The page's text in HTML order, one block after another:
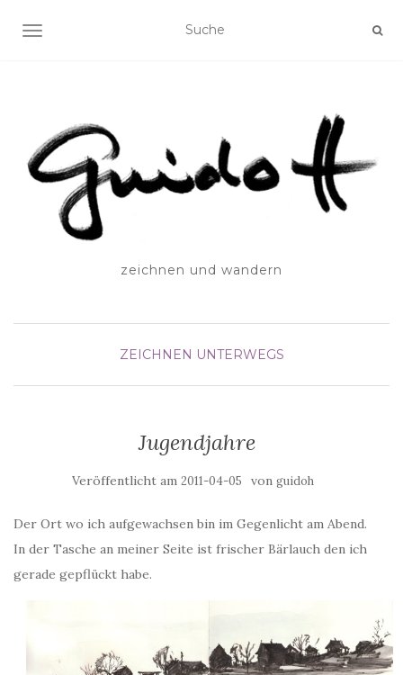
SCHALTE NAVIGATION
zeichnen und wandern
ZEICHNEN UNTERWEGS
Jugendjahre
Veröffentlicht am 2011-04-05 von guidoh
Der Ort wo ich aufgewachsen bin im Gegenlicht am Abend.
In der Tasche an meiner Seite ist frischer Bärlauch den ich
gerade gepflückt habe.